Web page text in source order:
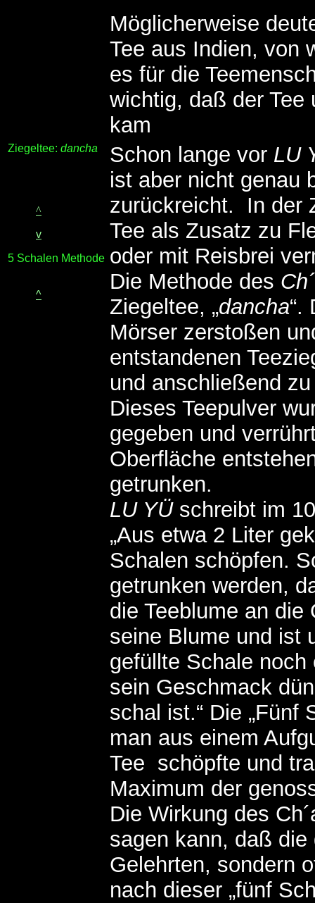
Möglicherweise
Tee aus Indien, von
es für die
wichtig, daß der Tee
kam
Ziegeltee: dancha
^
v
5 Schalen Methode
^
Schon lange vor LU
ist aber nicht genau
zurückreicht. In der
Tee als Zusatz zu
oder mit Reisbrei
Die Methode des
Ziegeltee, „dancha“.
Mörser zerstoßen
entstandenen
und anschließend
Dieses Teepulver
gegeben und
Oberfläche
getrunken.
LU YÜschreibt im
„Aus etwa 2 Liter
Schalen schöpfen.
getrunken werden,
die Teeblume an
seine Blume und ist
gefüllte Schale
sein Geschmack
schal ist.“ Die „Fünf
man aus einem
Tee schöpfte und
Maximum der
Die Wirkung des
sagen kann, daß die
Gelehrten, sondern
nach dieser „fünf